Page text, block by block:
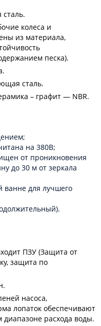
колеса и
из материала,
песка).
сталь.
– графит — NBR.
на 380В;
от проникновения
до 30 м от зеркала
ванне для лучшего
ПЗУ (Защита от
защита по
насоса,
лопаток обеспечивают
расхода воды.